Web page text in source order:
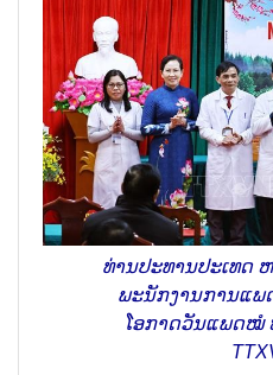
ທ່ານປະທານປະເທດ
ພະນັກງານການແພ
ໂອກາດວັນແພດໝໍ